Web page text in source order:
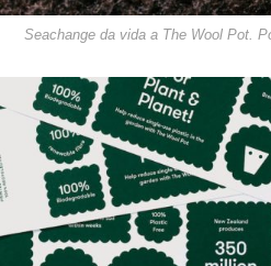
Seachange da vida a The Wool Pot.